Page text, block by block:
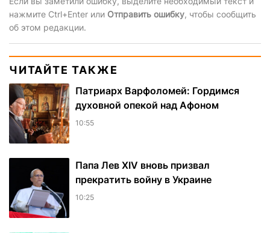
нажмите Ctrl+Enter или Отправить ошибку, чтобы сообщить
об этом редакции.
ЧИТАЙТЕ ТАКЖЕ
Патриарх Варфоломей: Гордимся
духовной опекой над Афоном
10:55
Папа Лев XIV вновь призвал
прекратить войну в Украине
10:25